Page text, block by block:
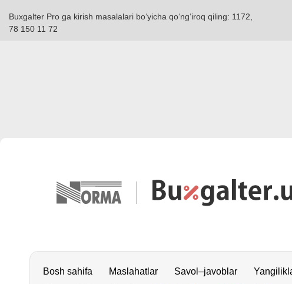
Buxgalter Pro ga kirish masalalari boʻyicha qoʻngʻiroq qiling: 1172,
78 150 11 72
Bosh sahifa Maslahatlar Savol–javoblar